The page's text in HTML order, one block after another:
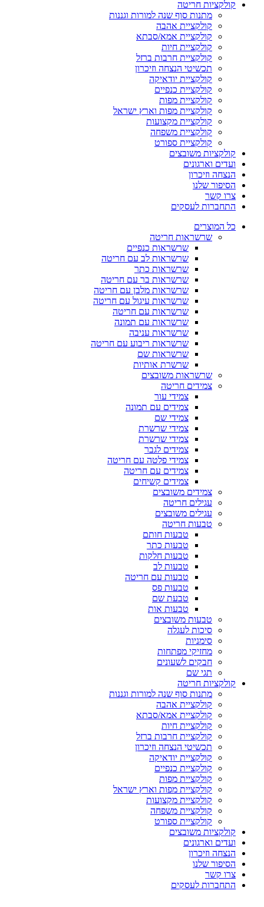
קולקציות חריטה
מתנות סוף שנה למורות וגננות
קולקציית אהבה
קולקציית אמא/סבתא
קולקציית חיות
קולקציית חרבות ברזל
תכשיטי הנצחה וזיכרון
קולקציית יודאיקה
קולקציית כנפיים
קולקציית מפות
קולקציית מפות וארץ ישראל
קולקציית מקצועות
קולקציית משפחה
קולקציית ספורט
קולקציות משובצים
ועדים וארגונים
הנצחה וזיכרון
הסיפור שלנו
צרו קשר
התחברות לעסקים
כל המוצרים
שרשראות חריטה
שרשראות כנפיים
שרשראות לב עם חריטה
שרשראות כתר
שרשראות בר עם חריטה
שרשראות מלבן עם חריטה
שרשראות עיגול עם חריטה
שרשראות עם חריטה
שרשראות עם תמונה
שרשראות עניבה
שרשראות ריבוע עם חריטה
שרשראות שם
שרשרת אותיות
שרשראות משובצים
צמידים חריטה
צמידי עור
צמידים עם תמונה
צמידי שם
צמידי שרשרת
צמידי שרשרת
צמידים לגבר
צמידי פלטה עם חריטה
צמידים עם חריטה
צמידים קשיחים
צמידים משובצים
עגילים חריטה
עגילים משובצים
טבעות חריטה
טבעות חותם
טבעות כתר
טבעות חלקות
טבעות לב
טבעות עם חריטה
טבעות פס
טבעת שם
טבעות אות
טבעות משובצים
סיכות לעגלה
סימניות
מחזיקי מפתחות
חבקים לשעונים
תגי שם
קולקציות חריטה
מתנות סוף שנה למורות וגננות
קולקציית אהבה
קולקציית אמא/סבתא
קולקציית חיות
קולקציית חרבות ברזל
תכשיטי הנצחה וזיכרון
קולקציית יודאיקה
קולקציית כנפיים
קולקציית מפות
קולקציית מפות וארץ ישראל
קולקציית מקצועות
קולקציית משפחה
קולקציית ספורט
קולקציות משובצים
ועדים וארגונים
הנצחה וזיכרון
הסיפור שלנו
צרו קשר
התחברות לעסקים